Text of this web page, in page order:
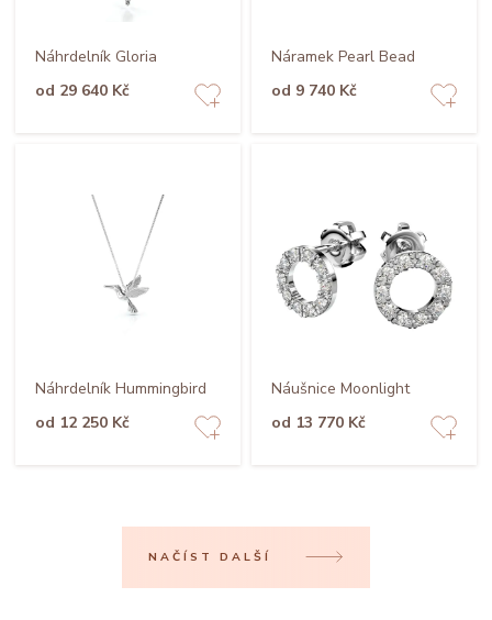
Náhrdelník Gloria
od 29 640 Kč
Náramek Pearl Bead
od 9 740 Kč
Náhrdelník Hummingbird
od 12 250 Kč
Náušnice Moonlight
od 13 770 Kč
NAČÍST DALŠÍ